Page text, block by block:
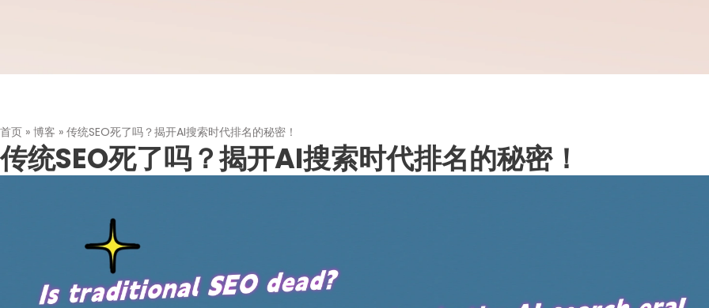
首页 » 博客 » 传统SEO死了吗？揭开AI搜索时代排名的秘密！
传统SEO死了吗？揭开AI搜索时代排名的秘密！